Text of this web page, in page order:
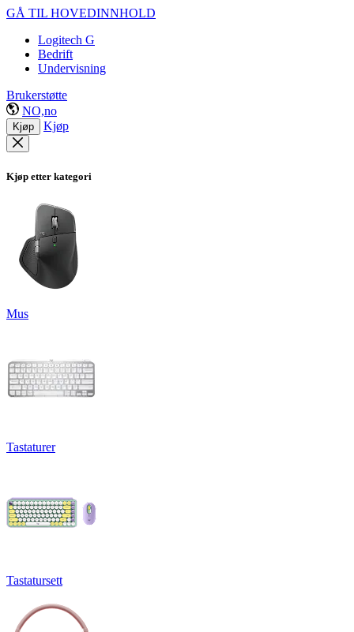
GÅ TIL HOVEDINNHOLD
Logitech G
Bedrift
Undervisning
Brukerstøtte
NO,no
Kjøp Kjøp
Kjøp etter kategori
Mus
Tastaturer
Tastatursett